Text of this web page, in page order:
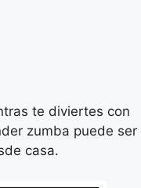
te diviertes con
zumba puede ser
casa.